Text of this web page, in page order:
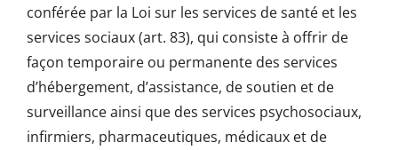
conférée par la Loi sur les services de santé et les
services sociaux (art. 83), qui consiste à offrir de
façon temporaire ou permanente des services
d’hébergement, d’assistance, de soutien et de
surveillance ainsi que des services psychosociaux,
infirmiers, pharmaceutiques, médicaux et de